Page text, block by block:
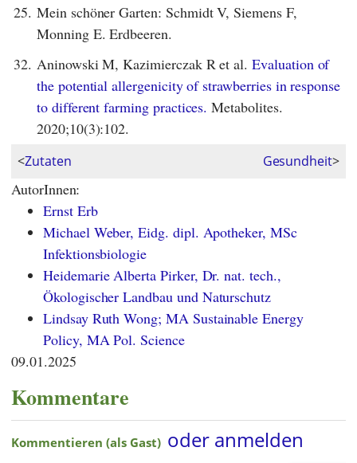
25. Mein schöner Garten: Schmidt V, Siemens F,
Monning E. Erdbeeren.
32. Aninowski M, Kazimierczak R et al.Evaluation of
the potential allergenicity of strawberries in response
to different farming practices. Metabolites.
2020;10(3):102.
<Zutaten Gesundheit>
AutorInnen:
Ernst Erb
Michael Weber, Eidg. dipl. Apotheker, MSc
Infektionsbiologie
Heidemarie Alberta Pirker, Dr. nat. tech.,
Ökologischer Landbau und Naturschutz
Lindsay Ruth Wong; MA Sustainable Energy
Policy, MA Pol. Science
09.01.2025
Kommentare